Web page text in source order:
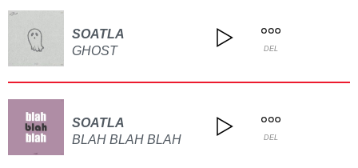
SOATLA
GHOST
DEL
SOATLA
BLAH BLAH BLAH
DEL